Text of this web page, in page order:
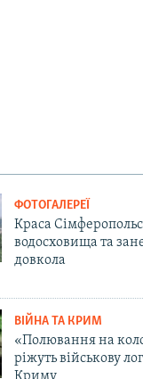
ФОТОГАЛЕРЕЇ
Краса
водосховища та
довкола
ВІЙНА ТА КРИМ
«Полювання на
ріжуть військову
Криму